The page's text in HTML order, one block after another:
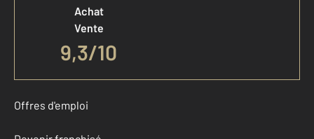
Achat
Vente
9,3/10
Offres d'emploi